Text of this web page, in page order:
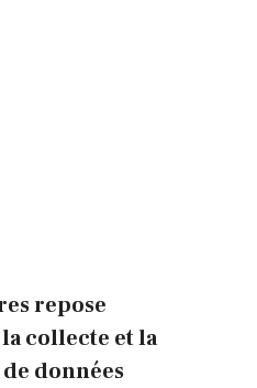
repose
collecte et la
données